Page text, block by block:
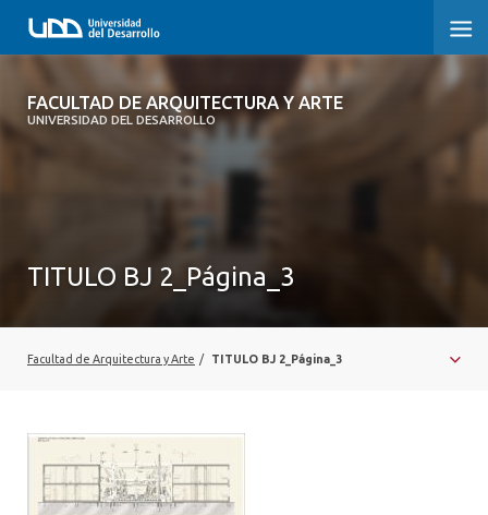
FACULTAD DE ARQUITECTURA Y ARTE
UNIVERSIDAD DEL DESARROLLO
FACULTAD DE ARQUITECTURA Y ARTE
VINCULACIÓN CON EL MEDIO
ALUMNI
TITULO BJ 2_Página_3
Facultad de Arquitectura y Arte / TITULO BJ 2_Página_3